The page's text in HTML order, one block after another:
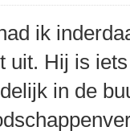
ik
uit. Hij is
in de